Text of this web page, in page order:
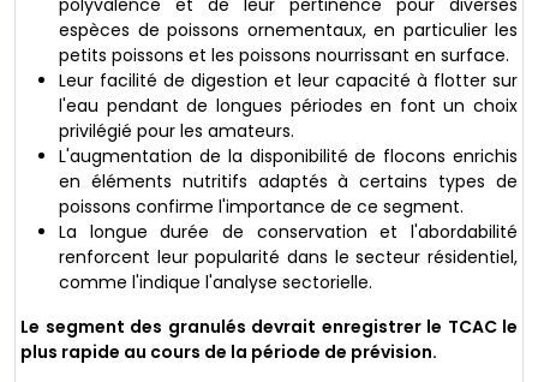
espèces de poissons ornementaux, en particulier les
petits poissons et les poissons nourrissant en surface.
Leur facilité de digestion et leur capacité à flotter sur
l'eau pendant de longues périodes en font un choix
privilégié pour les amateurs.
L'augmentation de la disponibilité de flocons enrichis
en éléments nutritifs adaptés à certains types de
poissons confirme l'importance de ce segment.
La longue durée de conservation et l'abordabilité
renforcent leur popularité dans le secteur résidentiel,
comme l'indique l'analyse sectorielle.
Le segment des granulés devrait enregistrer le TCAC le
plus rapide au cours de la période de prévision.